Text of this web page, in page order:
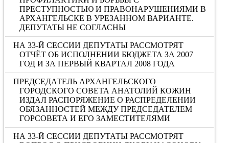
ПРЕСТУПНОСТЬЮ И ПРАВОНАРУШЕНИЯМИ В
АРХАНГЕЛЬСКЕ В УРЕЗАННОМ ВАРИАНТЕ.
ДЕПУТАТЫ НЕ СОГЛАСНЫ
НА 33-Й СЕССИИ ДЕПУТАТЫ РАССМОТРЯТ
ОТЧЁТ ОБ ИСПОЛНЕНИИ БЮДЖЕТА ЗА 2007
ГОД И ЗА ПЕРВЫЙ КВАРТАЛ 2008 ГОДА
ПРЕДСЕДАТЕЛЬ АРХАНГЕЛЬСКОГО
ГОРОДСКОГО СОВЕТА АНАТОЛИЙ КОЖИН
ИЗДАЛ РАСПОРЯЖЕНИЕ О РАСПРЕДЕЛЕНИИ
ОБЯЗАННОСТЕЙ МЕЖДУ ПРЕДСЕДАТЕЛЕМ
ГОРСОВЕТА И ЕГО ЗАМЕСТИТЕЛЯМИ
НА 33-Й СЕССИИ ДЕПУТАТЫ РАССМОТРЯТ